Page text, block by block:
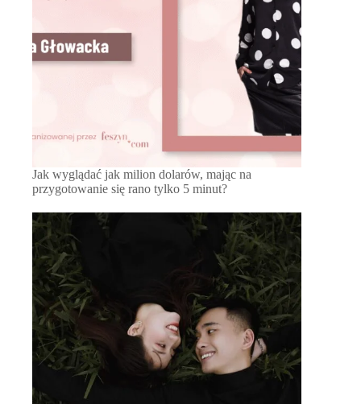
Jak wyglądać jak milion dolarów, mając na
przygotowanie się rano tylko 5 minut?